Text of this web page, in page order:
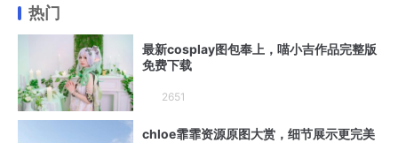
热门
最新cosplay图包奉上，喵小吉作品完整版
免费下载
2651
chloe霏霏资源原图大赏，细节展示更完美